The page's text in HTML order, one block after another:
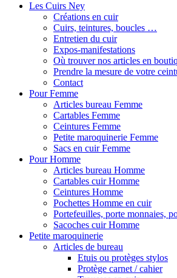
Les Cuirs Ney
Créations en cuir
Cuirs, teintures, boucles …
Entretien du cuir
Expos-manifestations
Où trouver nos articles en
Prendre la mesure de votre
Contact
Pour Femme
Articles bureau Femme
Cartables Femme
Ceintures Femme
Petite maroquinerie Femme
Sacs en cuir Femme
Pour Homme
Articles bureau Homme
Cartables cuir Homme
Ceintures Homme
Pochettes Homme en cuir
Portefeuilles, porte monnaies,
Sacoches cuir Homme
Petite maroquinerie
Articles de bureau
Etuis ou protèges stylos
Protège carnet / cahier